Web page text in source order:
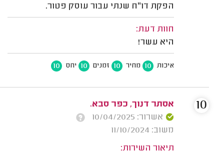
הפקת דו"ח שנתי עבור עוסק פטור.
חוות דעת:
היא עשר!
איכות 10 מחיר 10 זמנים 10 יחס 10
אסתר דנוך, כפר סבא.
אשרור: 10/04/2025
משוב: 11/10/2024
תיאור השירות:
10